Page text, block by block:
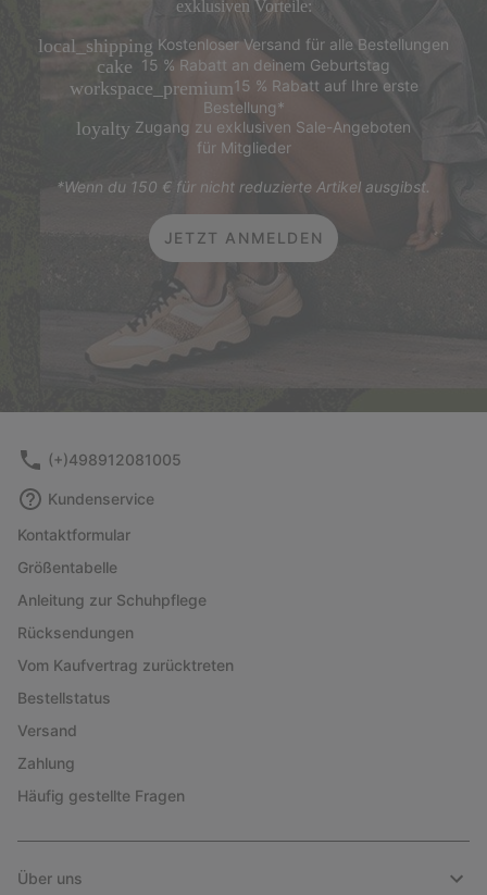
exklusiven Vorteile:
local_shipping Kostenloser Versand für alle Bestellungen
cake 15 % Rabatt an deinem Geburtstag
workspace_premium15 % Rabatt auf Ihre erste
Bestellung*
loyalty Zugang zu exklusiven Sale-Angeboten
für Mitglieder
*Wenn du 150 € für nicht reduzierte Artikel ausgibst.
JETZT ANMELDEN
(+)498912081005
Kundenservice
Kontaktformular
Größentabelle
Anleitung zur Schuhpflege
Rücksendungen
Vom Kaufvertrag zurücktreten
Bestellstatus
Versand
Zahlung
Häufig gestellte Fragen
Über uns